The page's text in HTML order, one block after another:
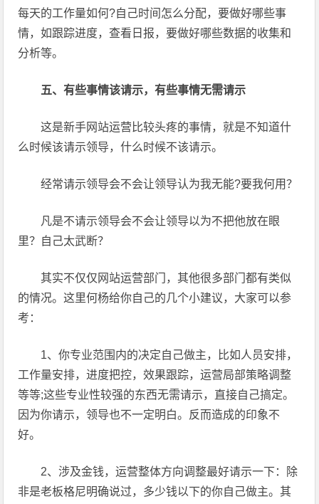
每天的工作量如何?自己时间怎么分配，要做好哪些事
情，如跟踪进度，查看日报，要做好哪些数据的收集和
分析等。
五、有些事情该请示，有些事情无需请示
这是新手网站运营比较头疼的事情，就是不知道什
么时候该请示领导，什么时候不该请示。
经常请示领导会不会让领导认为我无能?要我何用？
凡是不请示领导会不会让领导以为不把他放在眼
里？自己太武断？
其实不仅仅网站运营部门，其他很多部门都有类似
的情况。这里何杨给你自己的几个小建议，大家可以参
考：
1、你专业范围内的决定自己做主，比如人员安排，
工作量安排，进度把控，效果跟踪，运营局部策略调整
等等;这些专业性较强的东西无需请示，直接自己搞定。
因为你请示，领导也不一定明白。反而造成的印象不
好。
2、涉及金钱，运营整体方向调整最好请示一下：除
非是老板格尼明确说过，多少钱以下的你自己做主。其